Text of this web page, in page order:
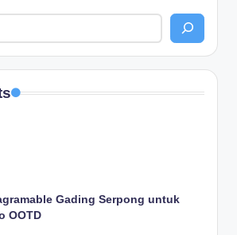
Gading Serpong untuk
OOTD